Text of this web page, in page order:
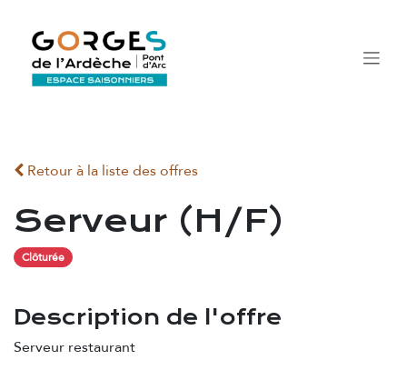
Retour à la liste des offres
Serveur (H/F)
Clôturée
Description de l'offre
Serveur restaurant